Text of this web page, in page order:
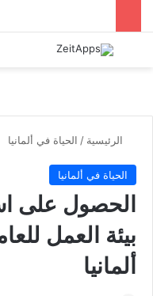
بحث عن
الرئيسية / الحياة في ألمانيا
الحياة في ألمانيا
الحصول على
بيئة العمل
ألمانيا